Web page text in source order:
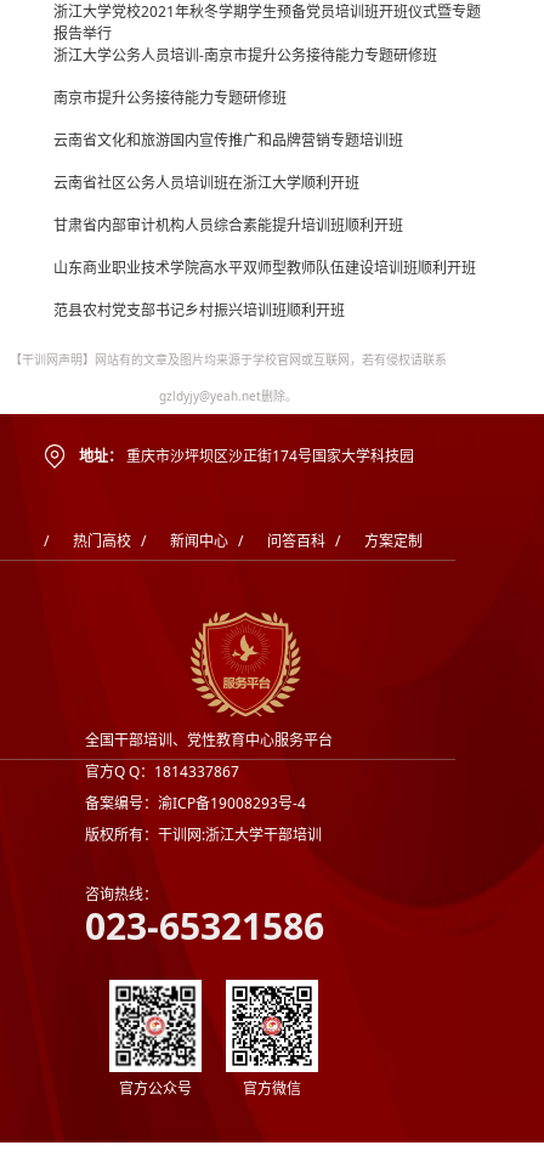
浙江大学党校2021年秋冬学期学生预备党员培训班开班仪式暨专题
报告举行
浙江大学公务人员培训-南京市提升公务接待能力专题研修班
南京市提升公务接待能力专题研修班
云南省文化和旅游国内宣传推广和品牌营销专题培训班
云南省社区公务人员培训班在浙江大学顺利开班
甘肃省内部审计机构人员综合素能提升培训班顺利开班
山东商业职业技术学院高水平双师型教师队伍建设培训班顺利开班
范县农村党支部书记乡村振兴培训班顺利开班
【干训网声明】网站有的文章及图片均来源于学校官网或互联网，若有侵权请联系
gzldyjy@yeah.net删除。
地址： 重庆市沙坪坝区沙正街174号国家大学科技园
/ 热门高校 / 新闻中心 / 问答百科 / 方案定制
全国干部培训、党性教育中心服务平台
官方Q Q：1814337867
备案编号：渝ICP备19008293号-4
版权所有：干训网:浙江大学干部培训
咨询热线：
023-65321586
官方公众号 官方微信